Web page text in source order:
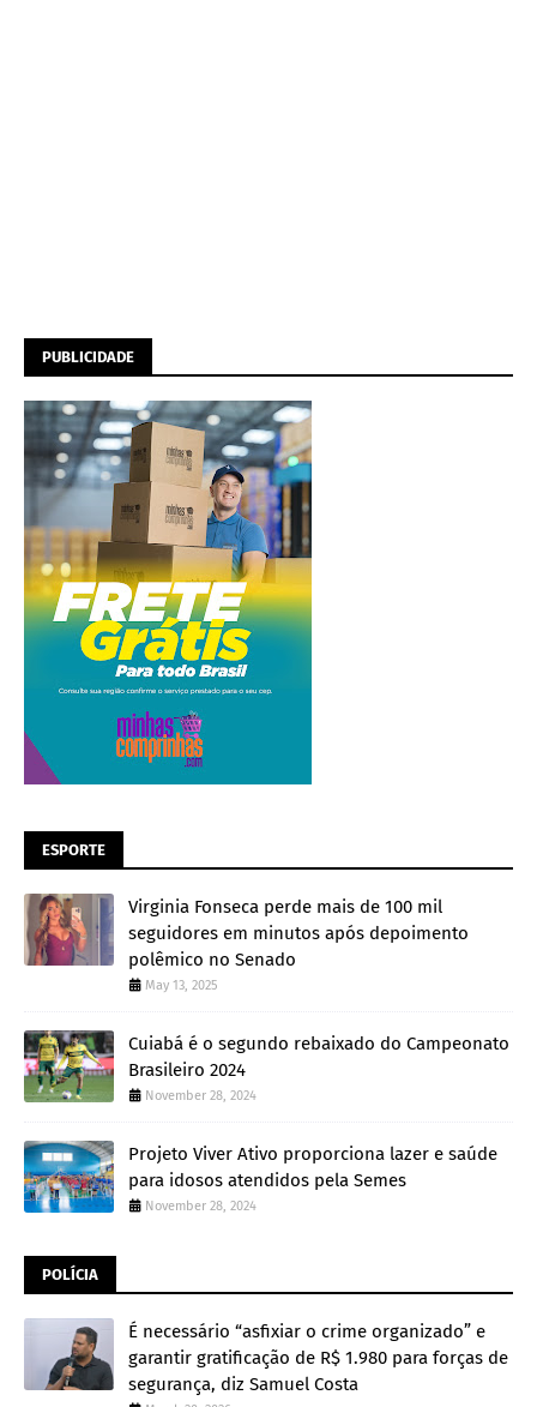
PUBLICIDADE
ESPORTE
Virginia Fonseca perde mais de 100 mil
seguidores em minutos após depoimento
polêmico no Senado
May 13, 2025
Cuiabá é o segundo rebaixado do Campeonato
Brasileiro 2024
November 28, 2024
Projeto Viver Ativo proporciona lazer e saúde
para idosos atendidos pela Semes
November 28, 2024
POLÍCIA
É necessário “asfixiar o crime organizado” e
garantir gratificação de R$ 1.980 para forças de
segurança, diz Samuel Costa